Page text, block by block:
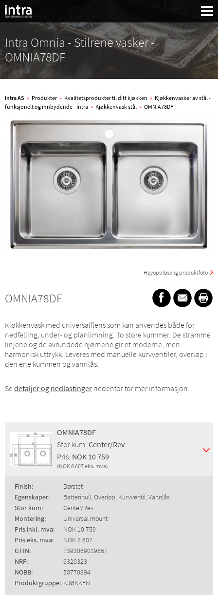
Søk:
Intra Omnia - Stilrene vasker -
OMNIA78DF
Intra AS » Produkter » Kvalitetsprodukter til ditt kjøkken » Kjøkkenvasker av stål -
funksjonelt og innbydende - Intra » Kjøkkenvask stål » OMNIA78DF
Høyoppløselig produktfoto
OMNIA78DF
Kjøkkenvask med universalflens som kan anvendes både for
nedfelling, under- og planlimning. To store kummer. De stramme
linjene og de avrundede hjørnene gir et moderne, men
harmonisk uttrykk. Leveres med manuelle kurvventiler, overløp i
den ene kummen og vannlås.
Se detaljer og nedlastinger nedenfor for mer informasjon.
OMNIA78DF
Stor kum: Center/Rev
Pris: NOK 10 759
(NOK 8 607 eks. mva)
Finish:
Børstet
Egenskaper:
Batterihull, Overløp, Kurvventil, Vannlås
Stor kum:
Center/Rev
Montering:
Universal mount
Pris inkl. mva:
NOK 10 759
Pris eks. mva:
NOK 8 607
GTIN:
7393069019667
NRF:
6320323
NOBB:
50770894
Produktgruppe: KJØKKEN